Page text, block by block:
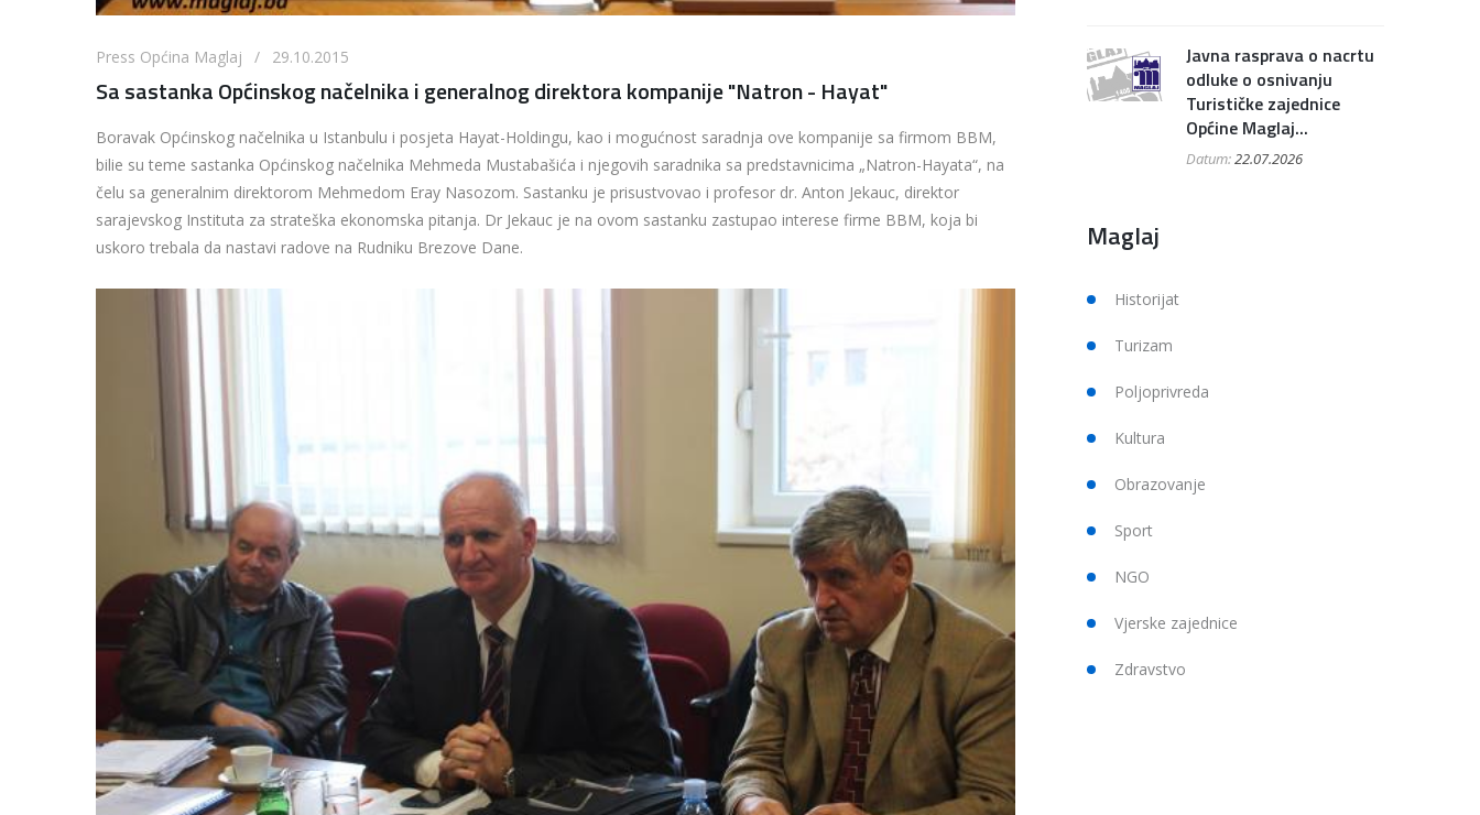
Press Općina Maglaj / 29.10.2015
Sa sastanka Općinskog načelnika i generalnog direktora kompanije "Natron - Hayat"
Boravak Općinskog načelnika u Istanbulu i posjeta Hayat-Holdingu, kao i mogućnost saradnja ove kompanije sa firmom BBM,
bilie su teme sastanka Općinskog načelnika Mehmeda Mustabašića i njegovih saradnika sa predstavnicima „Natron-Hayata“, na
čelu sa generalnim direktorom Mehmedom Eray Nasozom. Sastanku je prisustvovao i profesor dr. Anton Jekauc, direktor
sarajevskog Instituta za strateška ekonomska pitanja. Dr Jekauc je na ovom sastanku zastupao interese firme BBM, koja bi
uskoro trebala da nastavi radove na Rudniku Brezove Dane.
Javna rasprava o nacrtu
odluke o osnivanju
Turističke zajednice
Općine Maglaj...
Datum:22.07.2026
Maglaj
Historijat
Turizam
Poljoprivreda
Kultura
Obrazovanje
Sport
NGO
Vjerske zajednice
Zdravstvo